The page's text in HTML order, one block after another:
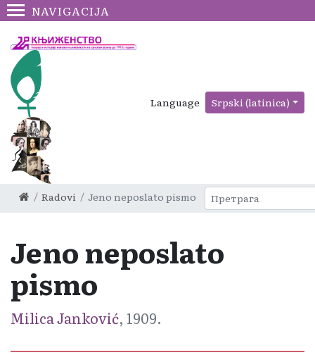
NAVIGACIJA
Language Srpski (latinica)
Radovi Jeno neposlato pismo
Jeno neposlato
pismo
Milica Janković, 1909.